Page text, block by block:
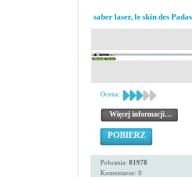
saber laser, le skin des
Ocena:
Więcej informacji…
POBIERZ
Pobrania: 81978
Komentarze: 0